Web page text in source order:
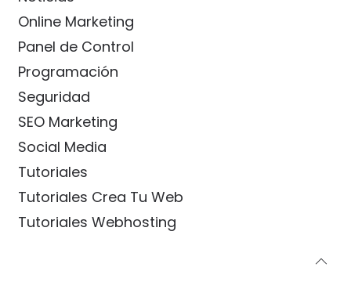
Online Marketing
Panel de Control
Programación
Seguridad
SEO Marketing
Social Media
Tutoriales
Tutoriales Crea Tu Web
Tutoriales Webhosting